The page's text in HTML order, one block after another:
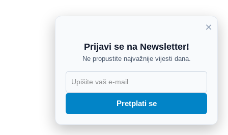
×
Prijavi se na Newsletter!
Ne propustite najvažnije vijesti dana.
Pretplati se